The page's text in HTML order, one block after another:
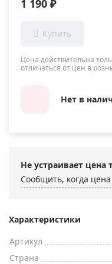
1 190 ₽
Цена действительна
отличаться от цен в
Нет в
Не устраивает цена
Сообщить, когда цена
Характеристики
Артикул
Страна